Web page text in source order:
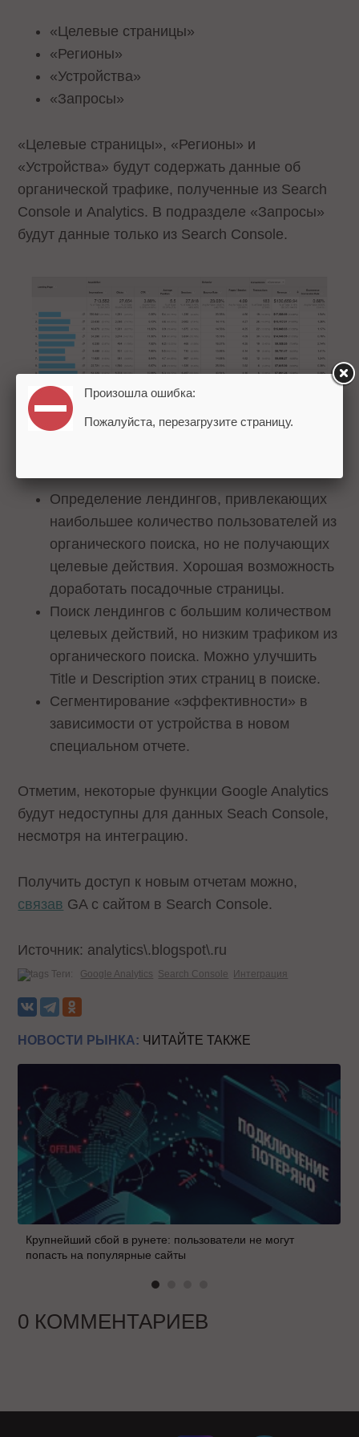
«Целевые страницы»
«Регионы»
«Устройства»
«Запросы»
«Целевые страницы», «Регионы» и
«Устройства» будут содержать данные об
органической трафике, полученные из Search
Console и Analytics. В подразделе «Запросы»
будут данные только из Search Console.
Вот некоторые возможности, доступные после
Определение лендингов, привлекающих
наибольшее количество пользователей из
органического поиска, но не получающих
целевые действия. Хорошая возможность
доработать посадочные страницы.
Поиск лендингов с большим количеством
целевых действий, но низким трафиком из
органического поиска. Можно улучшить
Title и Description этих страниц в поиске.
Сегментирование «эффективности» в
зависимости от устройства в новом
специальном отчете.
Отметим, некоторые функции Google Analytics
будут недоступны для данных Seach Console,
несмотря на интеграцию.
Получить доступ к новым отчетам можно,
связав GA с сайтом в Search Console.
Источник: analytics\.blogspot\.ru
Теги: Google Analytics Search Console Интеграция
НОВОСТИ РЫНКА: ЧИТАЙТЕ ТАКЖЕ
Крупнейший сбой в рунете: пользователи не могут
попасть на популярные сайты
0 КОММЕНТАРИЕВ
Произошла ошибка:
Пожалуйста, перезагрузите страницу.